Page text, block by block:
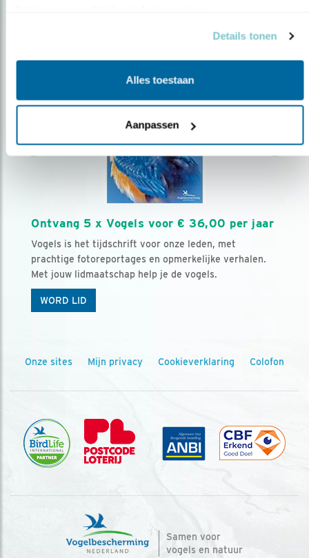
Details tonen
Alles toestaan
Aanpassen
Ontvang 5 x Vogels voor € 36,00 per jaar
Vogels is het tijdschrift voor onze leden, met
prachtige fotoreportages en opmerkelijke verhalen.
Met jouw lidmaatschap help je de vogels.
WORD LID
Onze sites Mijn privacy Cookieverklaring Colofon
Samen voor
vogels en natuur